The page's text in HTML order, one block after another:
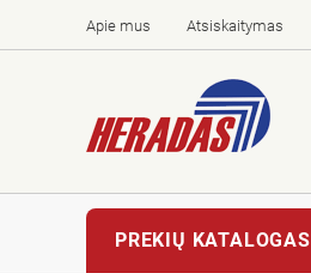
Apie mus Atsiskaitymas
PREKIŲ KATALOGAS